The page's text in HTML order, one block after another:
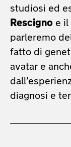
studiosi ed
Rescigno e il
parleremo
fatto di
avatar e
diagnosi e